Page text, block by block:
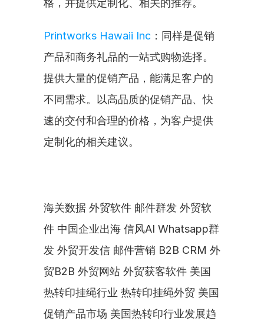
格，并提供定制化、相关的推荐。
Printworks Hawaii Inc ：同样是促销
产品和商务礼品的一站式购物选择。
提供大量的促销产品，能满足客户的
不同需求。以高品质的促销产品、快
速的交付和合理的价格，为客户提供
定制化的相关建议。
海关数据 外贸软件 邮件群发 外贸软
件 中国企业出海 信风AI Whatsapp群
发 外贸开发信 邮件营销 B2B CRM 外
贸B2B 外贸网站 外贸获客软件 美国
热转印挂绳行业 热转印挂绳外贸 美国
促销产品市场 美国热转印行业发展趋